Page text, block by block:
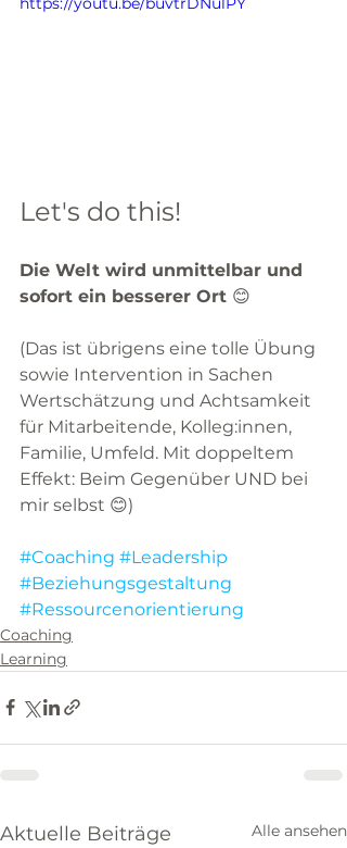
Let's do this!
Die Welt wird unmittelbar und
sofort ein besserer Ort 😊
(Das ist übrigens eine tolle Übung
sowie Intervention in Sachen
Wertschätzung und Achtsamkeit
für Mitarbeitende, Kolleg:innen,
Familie, Umfeld. Mit doppeltem
Effekt: Beim Gegenüber UND bei
mir selbst 😊)
#Coaching #Leadership
#Beziehungsgestaltung
#Ressourcenorientierung
Coaching
Learning
Aktuelle Beiträge Alle ansehen